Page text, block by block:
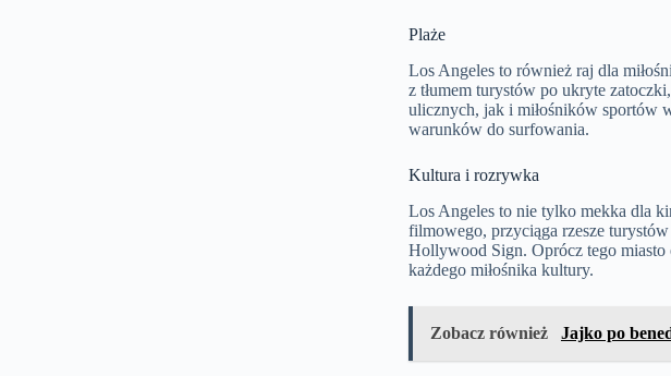
Plaże
Los Angeles to również raj dla
z tłumem turystów po ukryte
ulicznych, jak i miłośników sportów
warunków do surfowania.
Kultura i rozrywka
Los Angeles to nie tylko mekka dla
filmowego, przyciąga rzesze
Hollywood Sign. Oprócz tego miasto
każdego miłośnika kultury.
Zobacz również Jajko po